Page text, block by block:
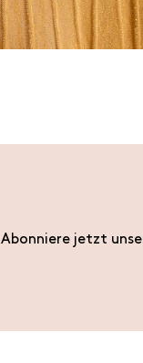
Abonniere jetzt